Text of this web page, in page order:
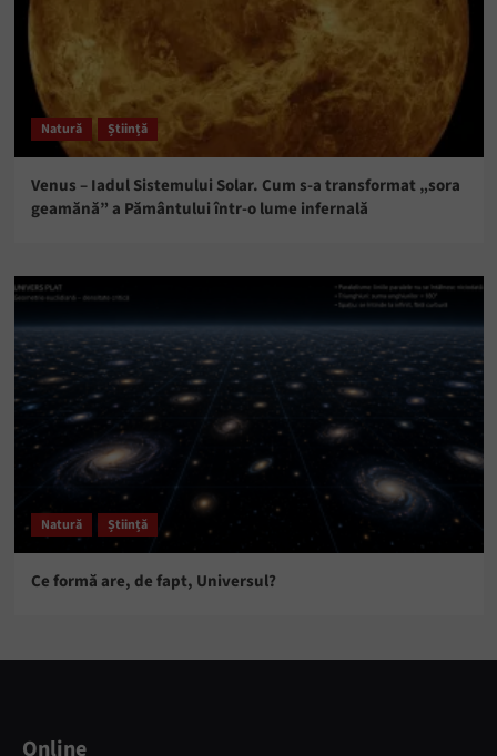
Natură Știință
Venus – Iadul Sistemului Solar. Cum s-a transformat „sora
geamănă” a Pământului într-o lume infernală
Natură Știință
Ce formă are, de fapt, Universul?
Online